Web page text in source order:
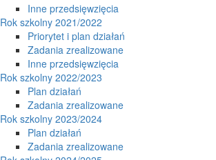
Inne przedsięwzięcia
Rok szkolny 2021/2022
Priorytet i plan działań
Zadania zrealizowane
Inne przedsięwzięcia
Rok szkolny 2022/2023
Plan działań
Zadania zrealizowane
Rok szkolny 2023/2024
Plan działań
Zadania zrealizowane